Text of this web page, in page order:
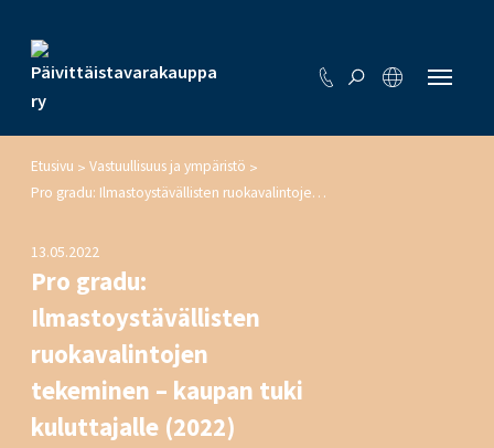
Etusivu > Vastuullisuus ja ympäristö >
Pro gradu: Ilmastoystävällisten ruokavalintojen tekeminen – kaupan tuki kuluttajalle (2022)
13.05.2022
Pro gradu:
Ilmastoystävällisten
ruokavalintojen
tekeminen – kaupan tuki
kuluttajalle (2022)